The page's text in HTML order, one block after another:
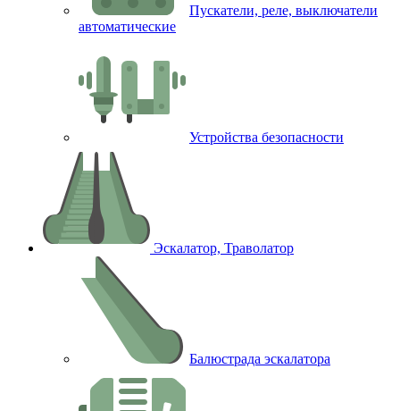
Пускатели, реле, выключатели
автоматические
Устройства безопасности
Эскалатор, Траволатор
Балюстрада эскалатора